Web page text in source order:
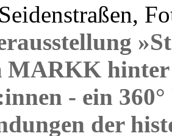
hinter
- ein
der